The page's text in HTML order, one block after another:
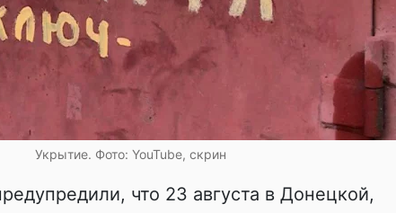
Укрытие. Фото: YouTube, скрин
что 23 августа в Донецкой,